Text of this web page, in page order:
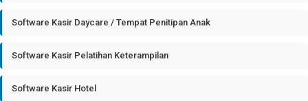
Software Kasir Daycare / Tempat Penitipan Anak
Software Kasir Pelatihan Keterampilan
Software Kasir Hotel